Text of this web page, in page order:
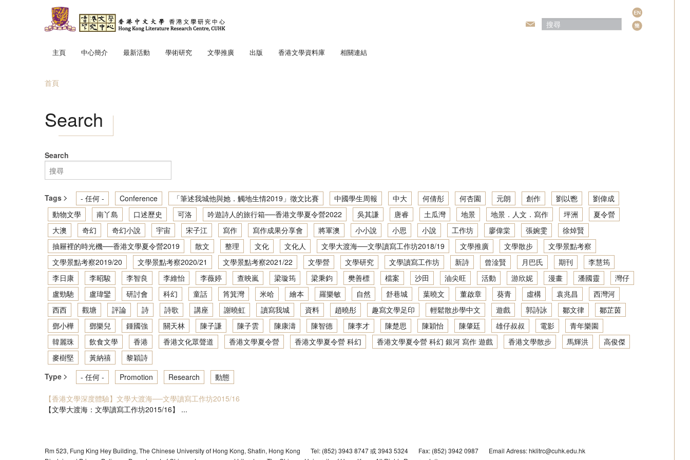
語
主頁
中心簡介
最新活動 學術研究
文學推廣
地景．人文．寫作：中學生社區文學導覽繪本創作集
地景．人文．寫作：中學生社區文學導覽資料及創作集
地景．人文．寫作：創意寫作坊2021／22
地景．人文．寫作：創意寫作坊2022／23
地景．人文．寫作：繪本製作班2022／23
筆述我城他與她：初中學生文學景點考察2018／19
寫作成果分享會 2015/16
讀寫我城：初中學生文學景點考察 2015/16
文學大渡海──文學讀寫網上工作坊2021/22
香港文學深度體驗：文學景點考察2020/21
文學大渡海──文學讀寫網上工作坊2020/21
香港文學深度體驗：文學景點考察2019/20
文學大渡海──文學讀寫網上工作坊2019/20
香港文學深度體驗：文學景點考察2018/19
文學大渡海──文學讀寫工作坊2018/19
文學景點考察2016/17
出版
香港文學資料庫 相關連結
您在這裡
首頁
Search
Search
Tags - 任何 - Conference 「筆述我城他與她．觸地生情2019」徵文比賽 中國學生周報 中大 何倩彤 何杏園 元朗 創作 劉以鬯
劉偉成
動物文學
南丫島 口述歷史 可洛 吟遊詩人的旅行箱──香港文學夏令營2022 吳其謙 唐睿 土瓜灣 地景 地景．人文．寫作 坪洲
夏令營
大澳
奇幻 奇幻小說 宇宙 宋子江 寫作 寫作成果分享會 將軍澳 小小說 小思 小說 工作坊 廖偉棠 張婉雯
徐焯賢
抽屜裡的時光機──香港文學夏令營2019
散文 整理 文化 文化人 文學大渡海──文學讀寫工作坊2018/19 文學推廣 文學散步
文學景點考察
文學景點考察2019/20
文學景點考察2020/21 文學景點考察2021/22 文學營 文學研究 文學讀寫工作坊 新詩 曾淦賢 月巴氏 期刊
李慧筠
李日康
李昭駿 李智良 李維怡 李薇婷 查映嵐 梁璇筠 梁秉鈞 樊善標 檔案 沙田 油尖旺 活動 游欣妮 漫畫 潘國靈
灣仔
盧勁馳
盧瑋鑾 研討會 科幻 童話 筲箕灣 米哈 繪本 羅樂敏 自然 舒巷城 葉曉文 董啟章 葵青 虛構 袁兆昌
西灣河
西西
觀塘 評論 詩 詩歌 講座 謝曉虹 讀寫我城 資料 趙曉彤 趣寫文學足印 輕鬆散步學中文 遊戲 郭詩詠 鄒文律
鄒芷茵
鄧小樺
鄧樂兒 鍾國強 關天林 陳子謙 陳子雲 陳康濤 陳智德 陳李才 陳楚思 陳穎怡 陳肇廷 雄仔叔叔 電影
青年樂園
韓麗珠
飲食文學 香港 香港文化眾聲道 香港文學夏令營 香港文學夏令營 科幻 香港文學夏令營 科幻 銀河 寫作 遊戲 香港文學散步 馬輝洪
高俊傑
麥樹堅
黃納禧
黎穎詩
Type
- 任何 - Promotion Research 動態
【香港文學深度體驗】文學大渡海──文學讀寫工作坊2015/16
【文學大渡海：文學讀寫工作坊2015/16】 ...
Rm 523, Fung King Hey Building, The Chinese University of Hong Kong, Shatin, Hong Kong Tel: (852) 3943 8747 或 3943 5324 Fax: (852) 3942 0987
Email Adress: hklitrc@cuhk.edu.hk